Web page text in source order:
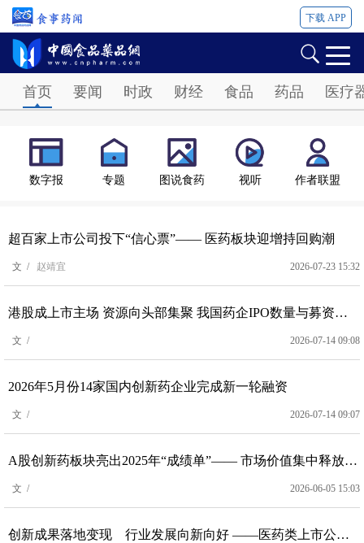
下载 APP
首页 要闻 时政 财经 食品 药品 医疗
数字报 专题 图说食药 视听 作者联盟
超百家上市公司投下“信心票”—— 医药板块迎增持回购潮
文 / 赵靖宜 2026-07-23 15:32
港股成上市主场 资源向头部集聚 我国药企IPO数量与募资额双增
文 / 2026-07-14 09:08
2026年5月份14家国内创新药企业完成新一轮融资
文 / 2026-07-14 09:07
A股创新药板块亮出2025年“成绩单”—— 市场价值集中释放 蓄力长远未来可期
文 / 2026-06-05 15:03
创新成果落地变现 行业发展向新向好 ——医药类上市公司2025年及2026年一季度业绩分析